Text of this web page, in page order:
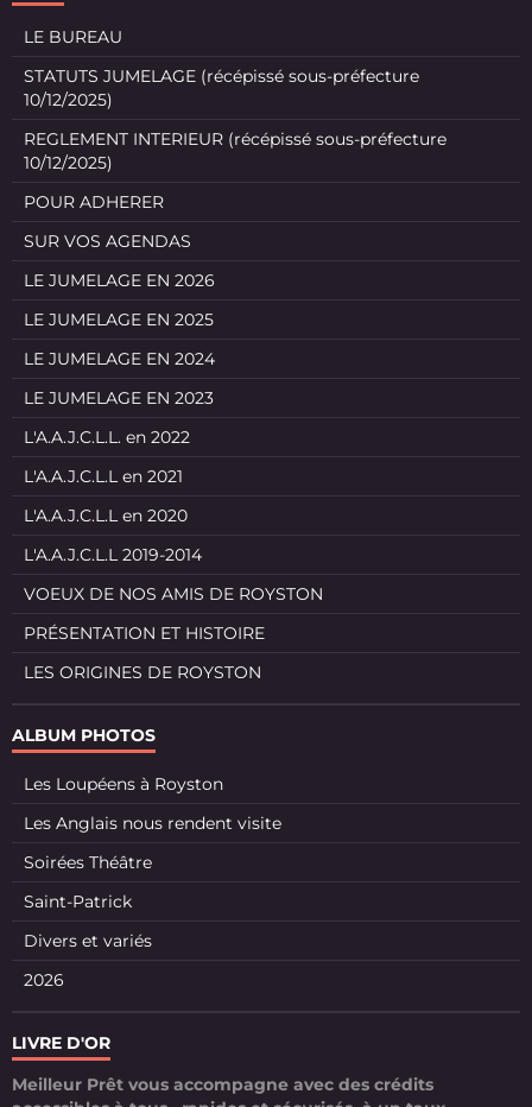
LE BUREAU
STATUTS JUMELAGE (récépissé sous-préfecture
10/12/2025)
REGLEMENT INTERIEUR (récépissé sous-préfecture
10/12/2025)
POUR ADHERER
SUR VOS AGENDAS
LE JUMELAGE EN 2026
LE JUMELAGE EN 2025
LE JUMELAGE EN 2024
LE JUMELAGE EN 2023
L'A.A.J.C.L.L. en 2022
L'A.A.J.C.L.L en 2021
L'A.A.J.C.L.L en 2020
L'A.A.J.C.L.L 2019-2014
VOEUX DE NOS AMIS DE ROYSTON
PRÉSENTATION ET HISTOIRE
LES ORIGINES DE ROYSTON
ALBUM PHOTOS
Les Loupéens à Royston
Les Anglais nous rendent visite
Soirées Théâtre
Saint-Patrick
Divers et variés
2026
LIVRE D'OR
Meilleur Prêt vous accompagne avec des crédits